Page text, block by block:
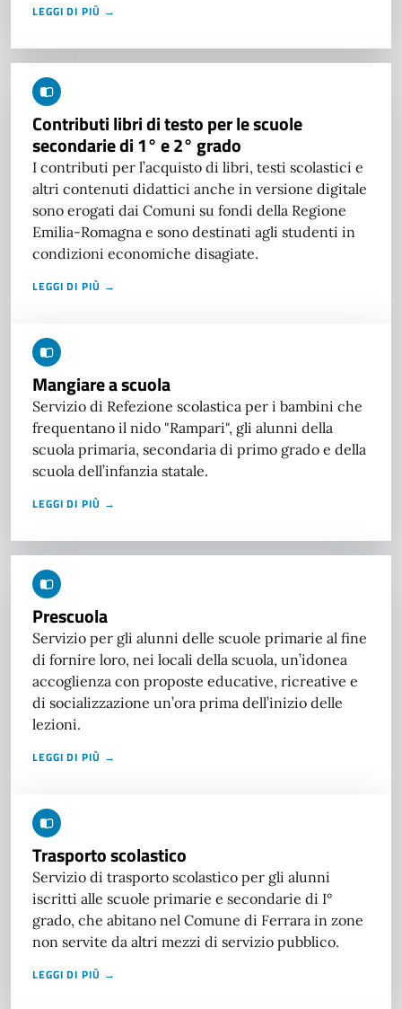
LEGGI DI PIÙ →
Contributi libri di testo per le scuole
secondarie di 1° e 2° grado
I contributi per l’acquisto di libri, testi scolastici e
altri contenuti didattici anche in versione digitale
sono erogati dai Comuni su fondi della Regione
Emilia-Romagna e sono destinati agli studenti in
condizioni economiche disagiate.
LEGGI DI PIÙ →
Mangiare a scuola
Servizio di Refezione scolastica per i bambini che
frequentano il nido "Rampari", gli alunni della
scuola primaria, secondaria di primo grado e della
scuola dell’infanzia statale.
LEGGI DI PIÙ →
Prescuola
Servizio per gli alunni delle scuole primarie al fine
di fornire loro, nei locali della scuola, un’idonea
accoglienza con proposte educative, ricreative e
di socializzazione un’ora prima dell’inizio delle
lezioni.
LEGGI DI PIÙ →
Trasporto scolastico
Servizio di trasporto scolastico per gli alunni
iscritti alle scuole primarie e secondarie di I°
grado, che abitano nel Comune di Ferrara in zone
non servite da altri mezzi di servizio pubblico.
LEGGI DI PIÙ →